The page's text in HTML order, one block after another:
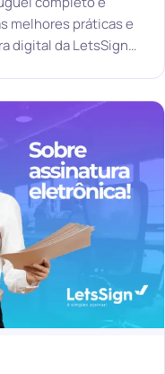
melhores práticas e
digital da LetsSign